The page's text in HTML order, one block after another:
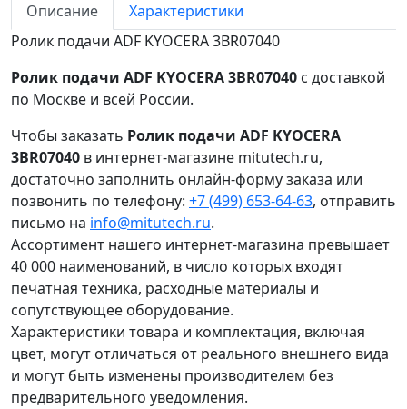
Описание
Характеристики
Ролик подачи ADF KYOCERA 3BR07040
Ролик подачи ADF KYOCERA 3BR07040 с доставкой
по Москве и всей России.
Чтобы заказать Ролик подачи ADF KYOCERA
3BR07040 в интернет-магазине mitutech.ru,
достаточно заполнить онлайн-форму заказа или
позвонить по телефону: +7 (499) 653-64-63, отправить
письмо на info@mitutech.ru.
Ассортимент нашего интернет-магазина превышает
40 000 наименований, в число которых входят
печатная техника, расходные материалы и
сопутствующее оборудование.
Характеристики товара и комплектация, включая
цвет, могут отличаться от реального внешнего вида
и могут быть изменены производителем без
предварительного уведомления.